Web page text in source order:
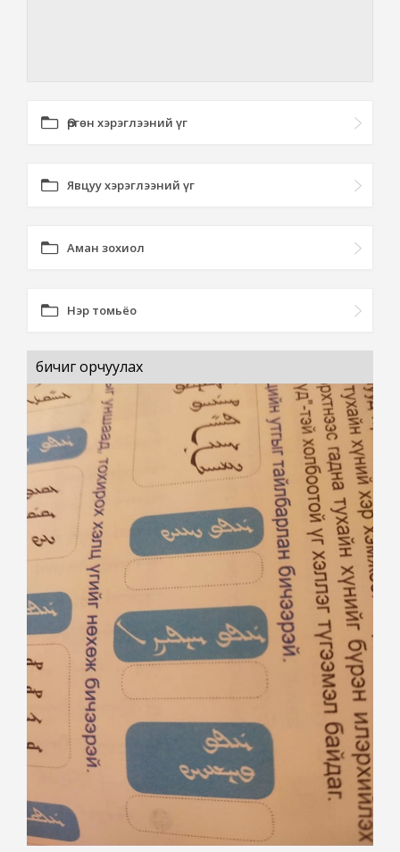
Өргөн хэрэглээний үг
Явцуу хэрэглээний үг
Аман зохиол
Нэр томьёо
бичиг орчуулах